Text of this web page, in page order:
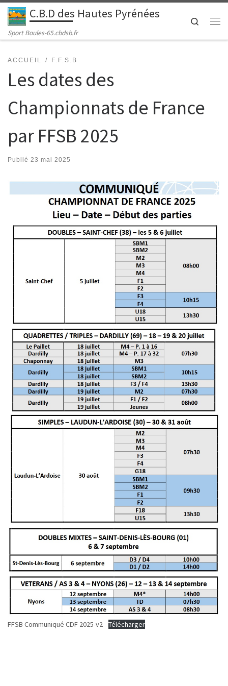
Passer au contenu
C.B.D des Hautes Pyrénées
Sport Boules-65.cbdsb.fr
Search
ACCUEIL F.F.S.B
Les dates des
Championnats de France
par FFSB 2025
Publié 23 mai 2025
FFSB Communiqué CDF 2025-v2 Télécharger